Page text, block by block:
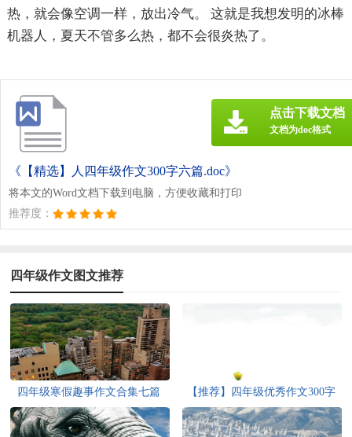
热，就会像空调一样，放出冷气。 这就是我想发明的冰棒
机器人，夏天不管多么热，都不会很炎热了。
《【精选】人四年级作文300字六篇.doc》
将本文的Word文档下载到电脑，方便收藏和打印
推荐度：
点击下载文档
文档为doc格式
四年级作文图文推荐
四年级寒假趣事作文合集七篇
【推荐】四年级优秀作文300字
汇编9篇